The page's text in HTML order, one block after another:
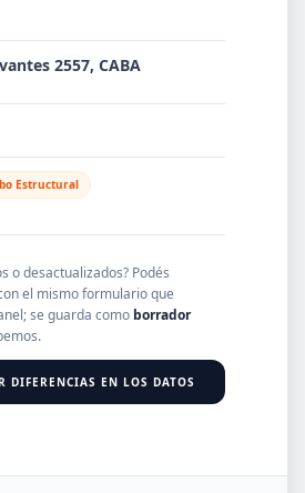
2557, CABA
Estructural
o desactualizados? Podés
el mismo formulario que
se guarda como borrador
DIFERENCIAS EN LOS DATOS